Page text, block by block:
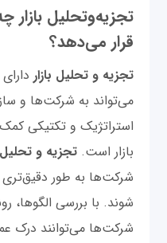
تجزیه‌وتحلیل بازار
قرار می‌دهد؟
تجزیه و تحلیل بازار
می‌تواند به شرکت‌ها و
استراتژیک و تکتیکی کمک
بازار است. تجزیه و تحلیل
شرکت‌ها به طور دقیق‌تری
شوند. با بررسی الگوها،
شرکت‌ها می‌توانند درک